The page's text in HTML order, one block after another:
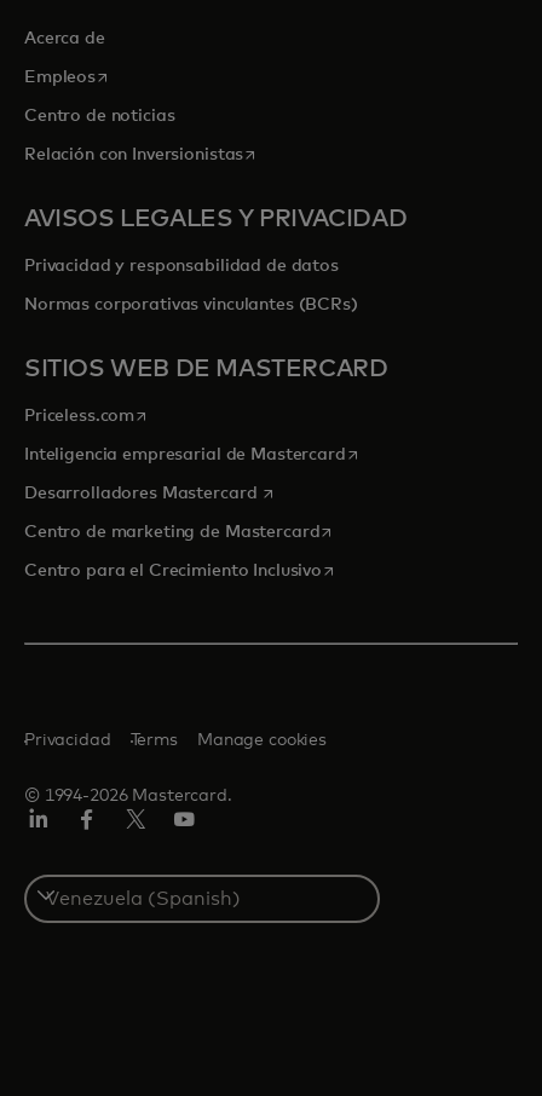
Acerca de
Empleosse abre en una pestaña nueva
Centro de noticias
Relación con Inversionistasse abre en una pestaña nueva
AVISOS LEGALES Y PRIVACIDAD
Privacidad y responsabilidad de datos
Normas corporativas vinculantes (BCRs)
SITIOS WEB DE MASTERCARD
Priceless.com se abre en una pestaña nueva
Inteligencia empresarial de Mastercardse abre en una pestaña
Desarrolladores Mastercard se abre en una pestaña nueva
Centro de marketing de Mastercardse abre en una pestaña
Centro para el Crecimiento Inclusivose abre en una pestaña
© 1994-2026 Mastercard.
Privacidad Terms Manage cookies
Select
a
country